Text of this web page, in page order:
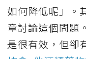
如何降低呢」。
章討論這個問題
是很有效，但卻